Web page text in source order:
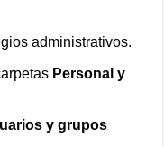
administrativos.
Personal y
y grupos